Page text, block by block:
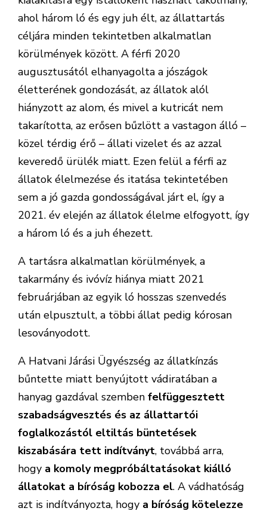
ahol három ló és egy juh élt, az állattartás
céljára minden tekintetben alkalmatlan
körülmények között. A férfi 2020
augusztusától elhanyagolta a jószágok
életterének gondozását, az állatok alól
hiányzott az alom, és mivel a kutricát nem
takarította, az erősen bűzlött a vastagon álló –
közel térdig érő – állati vizelet és az azzal
keveredő ürülék miatt. Ezen felül a férfi az
állatok élelmezése és itatása tekintetében
sem a jó gazda gondosságával járt el, így a
2021. év elején az állatok élelme elfogyott, így
a három ló és a juh éhezett.
A tartásra alkalmatlan körülmények, a
takarmány és ivóvíz hiánya miatt 2021
februárjában az egyik ló hosszas szenvedés
után elpusztult, a többi állat pedig kórosan
lesoványodott.
A Hatvani Járási Ügyészség az állatkínzás
bűntette miatt benyújtott vádiratában a
hanyag gazdával szemben felfüggesztett
szabadságvesztés és az állattartói
foglalkozástól eltiltás büntetések
kiszabására tett indítványt, továbbá arra,
hogy a komoly megpróbáltatásokat kiálló
állatokat a bíróság kobozza el. A vádhatóság
azt is indítványozta, hogy a bíróság kötelezze